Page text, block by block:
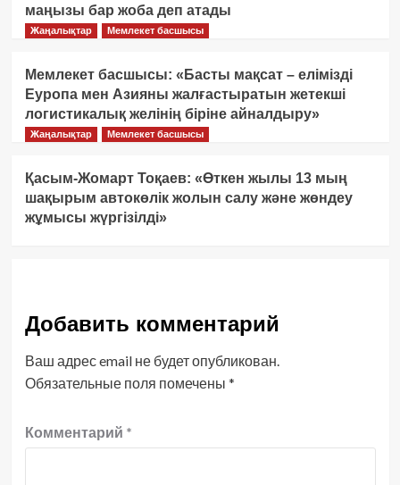
маңызы бар жоба деп атады
Жаңалықтар Мемлекет басшысы
Мемлекет басшысы: «Басты мақсат – елімізді
Еуропа мен Азияны жалғастыратын жетекші
логистикалық желінің біріне айналдыру»
Жаңалықтар Мемлекет басшысы
Қасым-Жомарт Тоқаев: «Өткен жылы 13 мың
шақырым автокөлік жолын салу және жөндеу
жұмысы жүргізілді»
Добавить комментарий
Ваш адрес email не будет опубликован.
Обязательные поля помечены *
Комментарий *